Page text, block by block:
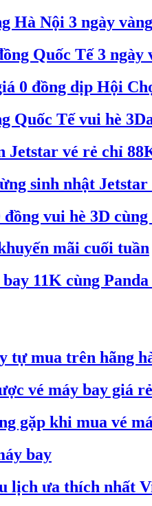
Hà Nội 3 ngày vàng
Quốc Tế 3 ngày
0 đồng dịp Hội
Quốc Tế vui hè
Jetstar vé rẻ chỉ
sinh nhật
đồng vui hè 3D
mãi cuối tuần
11K cùng
tự mua trên hãng
vé máy bay giá
gặp khi mua vé
bay
lịch ưa thích nhất